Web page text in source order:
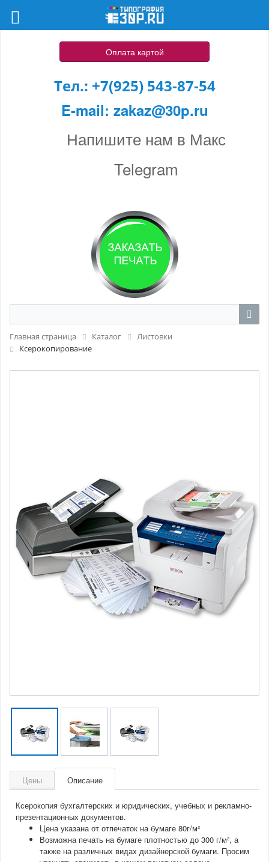
Оплата картой
Тел.: +7(925) 543-87-54
E-mail: zakaz@30p.ru
Напишите нам в Макс
Telegram
Главная страница Каталог
Листовки
Ксерокопирование
Цены Описание
Количество
1
14.4 руб.
6
72 руб.
Ксерокопия бухгалтерских и юридических, учебных и рекламно-
презентационных документов.
Цена указана от отпечаток на бумаге 80г/м²
Возможна печать на бумаге плотностью до 300 г/м², а
также на различных видах дизайнерской бумаги. Просим